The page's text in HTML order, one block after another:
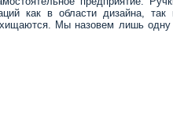
как в области дизайна, так
Мы назовем лишь одну